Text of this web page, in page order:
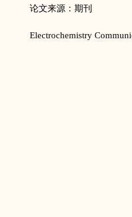
论文来源：期刊
Electrochemistry